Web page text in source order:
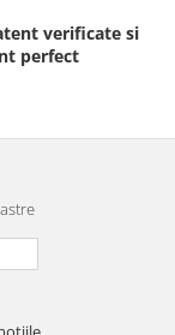
verificate si
perfect